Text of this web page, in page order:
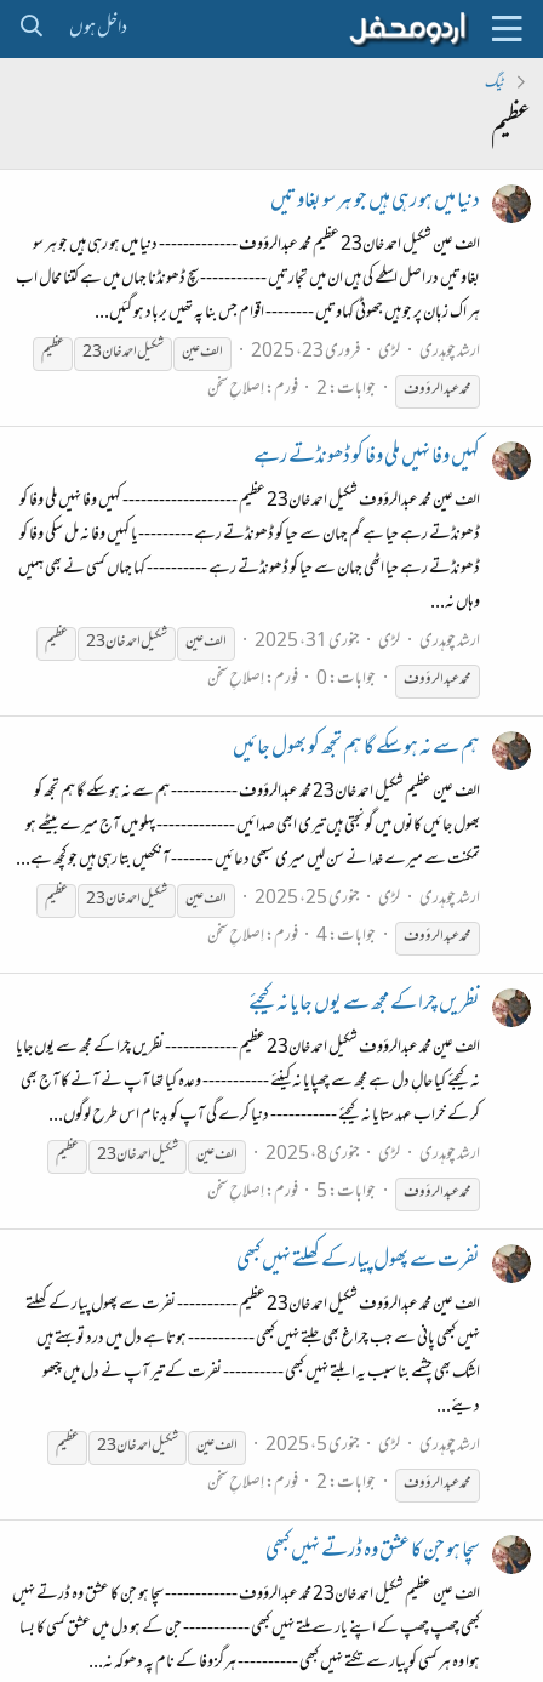
داخل ہوں
ٹیگ
عظیم
دنیا میں ہو رہی ہیں جو ہر سو بغاوتیں
الف عین شکیل احمد خان23 عظیم محمد عبدالرؤوف ------------- دنیا میں ہو رہی ہیں جو ہر سو
بغاوتیں در اصل اسلحے کی ہیں ان میں تجارتیں ----------- سچ ڈھونڈنا جہاں میں ہے کتنا محال اب
ہر اک زبان پر جو ہیں جھوٹی کہاوتیں -------- اقوام جس بنا پہ تھیں برباد ہو گئیں...
ارشد چوہدری
لڑی فروری 23، 2025 الف عین شکیل احمد خان23
عظیم
محمدعبدالرؤوف
جوابات: 2 فورم:اِصلاحِ سخن
کہیں وفا نہیں ملی وفا کو ڈھونڈتے رہے
الف عین محمد عبدالرؤوف شکیل احمد خان23 عظیم ------------------- کہیں وفا نہیں ملی وفا کو
ڈھونڈتے رہے حیا ہے گم جہان سے حیا کو ڈھونڈتے رہے ---------یا کہیں وفا نہ مل سکی وفا کو
ڈھونڈتے رہے حیا اٹھی جہان سے حیا کو ڈھونڈتے رہے ---------- کہا جہاں کسی نے بھی ہمیں
وہاں نہ...
ارشد چوہدری
لڑی جنوری 31، 2025 الف عین شکیل احمد خان23
عظیم
محمد عبدالرؤوف
جوابات: 0 فورم:اِصلاحِ سخن
ہم سے نہ ہو سکے گا ہم تجھ کو بھول جائیں
الف عین عظیم شکیل احمد خان23 محمد عبدالرؤوف ----------- ہم سے نہ ہو سکے گا ہم تجھ کو
بھول جائیں کانوں میں گونجتی ہیں تیری ابھی صدائیں ------------- پہلو میں آج میرے بیٹھے ہو
تمکنت سے میرے خدا نے سن لیں میری سبھی دعائیں ------- آنکھیں بتا رہی ہیں جو کچھ ہے...
ارشد چوہدری
لڑی جنوری 25، 2025 الف عین شکیل احمد خان23
عظیم
محمد عبدالرؤوف
جوابات: 4 فورم:اِصلاحِ سخن
نظریں چرا کے مجھ سے یوں جایا نہ کیجئے
الف عین محمد عبدالرؤوف شکیل احمد خان23 عظیم ------------ نظریں چرا کے مجھ سے یوں جایا
نہ کیجئے کیا حالِ دل ہے مجھ سے چھپایا نہ کینئے ----------- وعدہ کیا تھا آپ نے آنے کا آج بھی
کر کے خراب عہد ستایا نہ کیجئے ----------- دنیا کرے گی آپ کو بدنام اس طرح لوگوں...
ارشد چوہدری
لڑی جنوری 8، 2025 الف عین شکیل احمد خان23
عظیم
محمد عبدالرؤوف
جوابات: 5 فورم:اِصلاحِ سخن
نفرت سے پھول پیار کے کھلتے نہیں کبھی
الف عین محمد عبدالرؤوف شکیل احمد خان23 عظیم ---------- نفرت سے پھول پیار کے کھلتے
نہیں کبھی پانی سے جب چراغ بھی جلتے نہیں کبھی ----------- ہوتا ہے دل میں درد تو بہتے ہیں
اشک بھی چشمے بنا سبب یہ ابلتے نہیں کبھی ---------- نفرت کے تیر آپ نے دل میں چبھو
دیئے...
ارشد چوہدری
لڑی جنوری 5، 2025 الف عین شکیل احمد خان23
عظیم
محمد عبدالرؤوف
جوابات: 2 فورم:اِصلاحِ سخن
سچا ہو جن کا عشق وہ ڈرتے نہیں کبھی
الف عین عظیم شکیل احمد خان23 محمد عبدالرؤوف ------------ سچا ہو جن کا عشق وہ ڈرتے نہیں
کبھی چھپ چھپ کے اپنے یار سے ملتے نہیں کبھی ----------- جن کے ہو دل میں عشق کسی کا بسا
ہوا وہ ہر کسی کو پیار سے تکتے نہیں کبھی ---------- ہرگز وفا کے نام پہ دھوکہ نہ...